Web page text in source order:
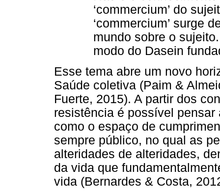
‘commercium’ do
‘commercium’ surge
mundo sobre o
modo do Dasein
Esse tema abre um novo
Saúde coletiva (Paim &
Fuerte, 2015). A partir dos
resistência é possível
como o espaço de
sempre público, no qual as
alteridades de alteridades,
da vida que
vida (Bernardes & Costa,